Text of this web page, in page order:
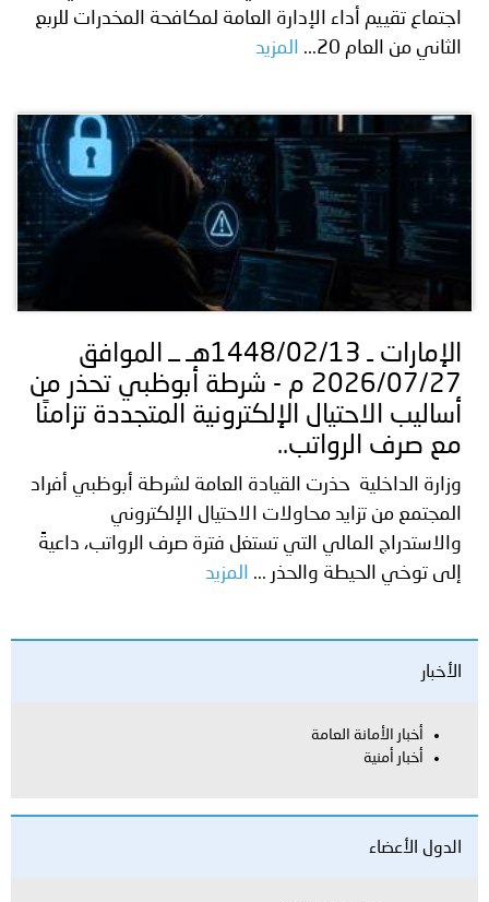
اجتماع تقييم أداء الإدارة العامة لمكافحة المخدرات للربع
الثاني من العام 20...
المزيد
الإمارات ـ 1448/02/13هـ ــ الموافق
2026/07/27 م - شرطة أبوظبي تحذر من
أساليب الاحتيال الإلكترونية المتجددة تزامنًا
مع صرف الرواتب..
وزارة الداخلية حذرت القيادة العامة لشرطة أبوظبي أفراد
المجتمع من تزايد محاولات الاحتيال الإلكتروني
والاستدراج المالي التي تستغل فترة صرف الرواتب، داعيةً
إلى توخي الحيطة والحذر ...
المزيد
الأخبار
أخبار الأمانة العامة
أخبار أمنية
الدول الأعضاء